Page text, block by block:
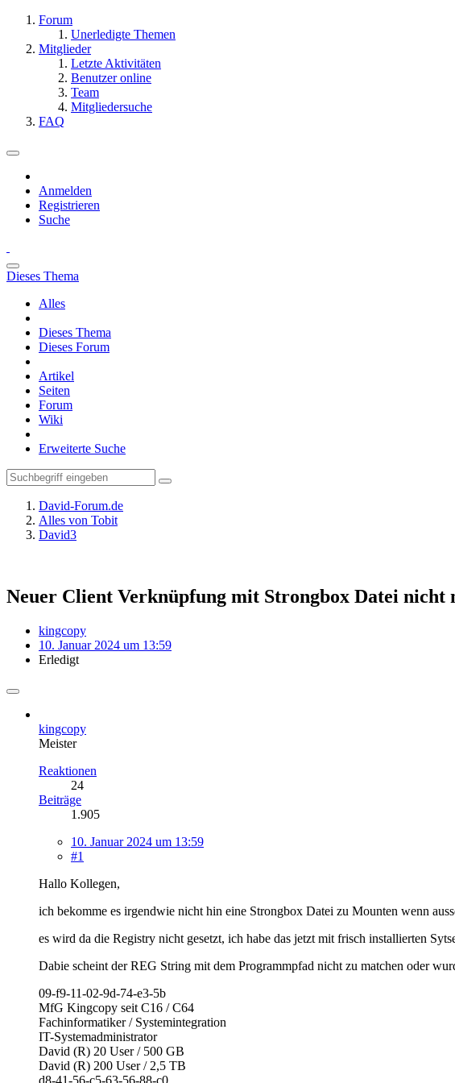
Forum
Unerledigte Themen
Mitglieder
Letzte Aktivitäten
Benutzer online
Team
Mitgliedersuche
FAQ
Anmelden
Registrieren
Suche
Dieses Thema
Alles
Dieses Thema
Dieses Forum
Artikel
Seiten
Forum
Wiki
Erweiterte Suche
David-Forum.de
Alles von Tobit
David3
Neuer Client Verknüpfung mit Strongbox Datei nicht
kingcopy
10. Januar 2024 um 13:59
Erledigt
kingcopy
Meister
Reaktionen
24
Beiträge
1.905
10. Januar 2024 um 13:59
#1
Hallo Kollegen,
ich bekomme es irgendwie nicht hin eine Strongbox Datei zu Mounten wenn
es wird da die Registry nicht gesetzt, ich habe das jetzt mit frisch installierten
Dabie scheint der REG String mit dem Programmpfad nicht zu matchen oder
09-f9-11-02-9d-74-e3-5b
MfG Kingcopy seit C16 / C64
Fachinformatiker / Systemintegration
IT-Systemadministrator
David (R) 20 User / 500 GB
David (R) 200 User / 2,5 TB
d8-41-56-c5-63-56-88-c0